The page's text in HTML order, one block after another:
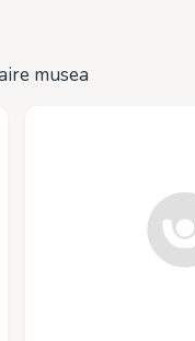
musea